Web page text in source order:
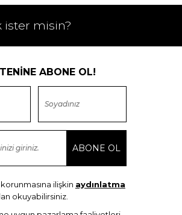
ister misin?
ABONE OL!
ilişkin aydınlatma
okuyabilirsiniz.